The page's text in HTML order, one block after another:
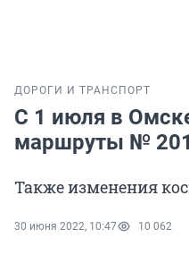
ДОРОГИ И ТРАНСПОРТ
С 1 июля в
маршруты №
Также изменения
30 июня 2022, 10:47 10 062